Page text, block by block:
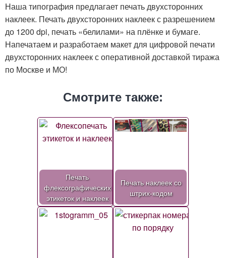
Наша типография предлагает печать двухсторонних
наклеек. Печать двухсторонних наклеек с разрешением
до 1200 dpi, печать «белилами» на плёнке и бумаге.
Напечатаем и разработаем макет для цифровой печати
двухсторонних наклеек с оперативной доставкой тиража
по Москве и МО!
Смотрите также:
Печать
флексографических
этикеток и наклеек
Печать наклеек со
штрих-кодом